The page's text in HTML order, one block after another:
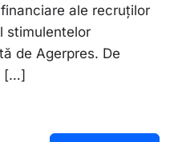
ale recruţilor
stimulentelor
de Agerpres. De
[…]